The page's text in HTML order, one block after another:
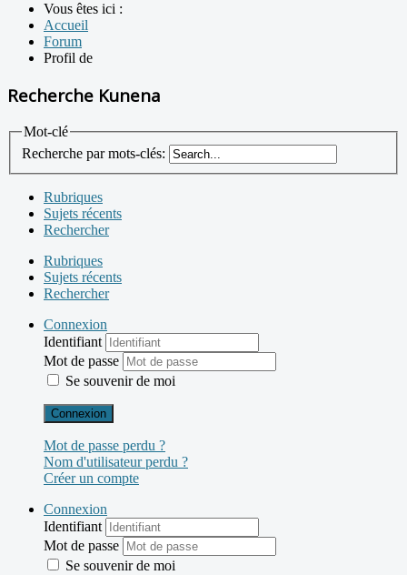
Vous êtes ici :
Accueil
Forum
Profil de
Recherche Kunena
Mot-clé
Recherche par mots-clés:
Rubriques
Sujets récents
Rechercher
Rubriques
Sujets récents
Rechercher
Connexion
Identifiant
Mot de passe
Se souvenir de moi
Connexion
Mot de passe perdu ?
Nom d'utilisateur perdu ?
Créer un compte
Connexion
Identifiant
Mot de passe
Se souvenir de moi